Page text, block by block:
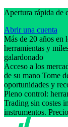
Apertura rápida de
Abrir una cuenta
Más de 20 años en
herramientas y
galardonado
Acceso a los
de su mano Tome
oportunidades y
Pleno control:
Trading sin costes
instrumentos.